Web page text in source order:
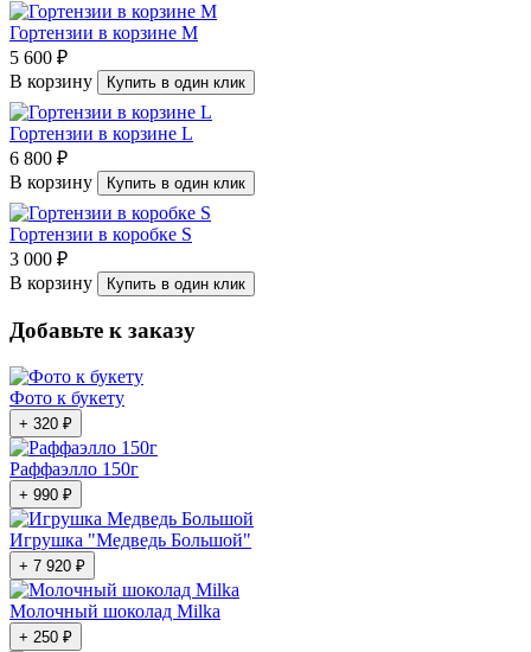
Гортензии в корзине М
5 600 ₽
В корзину
Купить в один клик
Гортензии в корзине L
6 800 ₽
В корзину
Купить в один клик
Гортензии в коробке S
3 000 ₽
В корзину
Купить в один клик
Добавьте к заказу
Фото к букету
+ 320 ₽
Раффаэлло 150г
+ 990 ₽
Игрушка "Медведь Большой"
+ 7 920 ₽
Молочный шоколад Milka
+ 250 ₽